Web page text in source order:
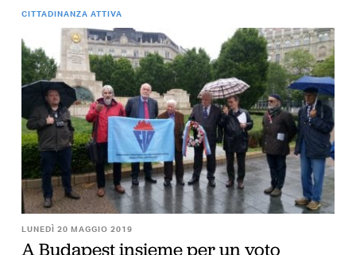
CITTADINANZA ATTIVA
LUNEDÌ 20 MAGGIO 2019
A Budapest insieme per un voto